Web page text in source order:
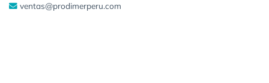
ventas@prodimerperu.com